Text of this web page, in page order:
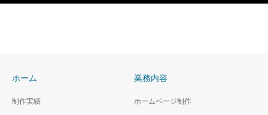
ホーム
制作実績
業務内容
ホームページ制作